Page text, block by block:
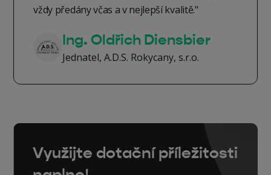
vždy předány včas a v nejlepší kvalitě."
Ing. Oldřich Diensbier
Jednatel, A.D.S. Rokycany, s.r.o.
Využijte dotační příležitosti